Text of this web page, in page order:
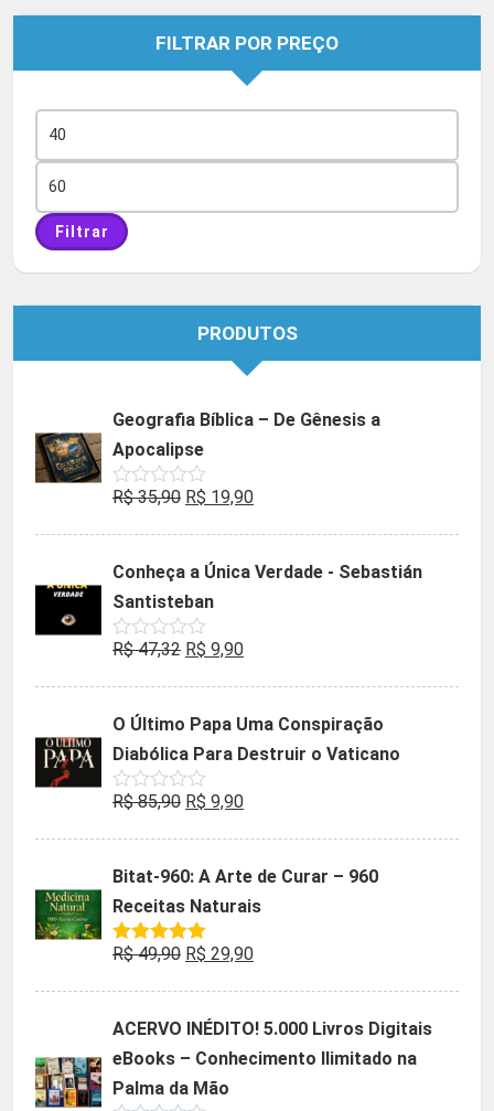
FILTRAR POR PREÇO
mínimo
máximo
Filtrar
PRODUTOS
Geografia Bíblica – De Gênesis a
Apocalipse
Avaliação
de
R$35,90 O
era:
R$ 35,90.
R$ 19,90O
é:
Conheça a Única Verdade - Sebastián
Santisteban
Avaliação
de
R$47,32 O
era:
R$ 47,32.
R$ 9,90O
é:
R$ 9,90.
O Último Papa Uma Conspiração
Diabólica Para Destruir o Vaticano
Avaliação
de
R$85,90 O
era:
R$ 85,90.
R$ 9,90O
é:
R$ 9,90.
Bitat-960: A Arte de Curar – 960
Receitas Naturais
Avaliação
R$49,90 O
era:
R$ 49,90.
R$ 29,90O
é:
R$ 29,90.
ACERVO INÉDITO! 5.000 Livros Digitais
eBooks – Conhecimento Ilimitado na
Palma da Mão